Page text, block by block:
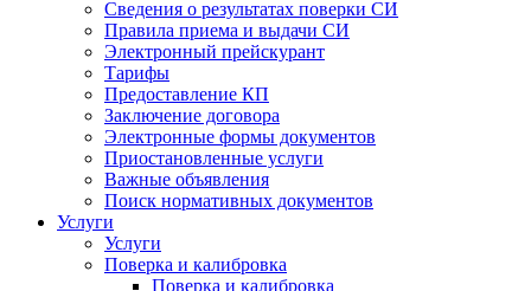
Сведения о результатах поверки СИ
Правила приема и выдачи СИ
Электронный прейскурант
Тарифы
Предоставление КП
Заключение договора
Электронные формы документов
Приостановленные услуги
Важные объявления
Поиск нормативных документов
Услуги
Услуги
Поверка и калибровка
Поверка и калибровка